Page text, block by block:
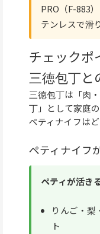
PRO（F-883
テンレスで滑
チェックポ
三徳包丁と
三徳包丁は「肉
丁」として家庭
ペティナイフは
ペティナイフ
ペティが活き
りんご・梨
ト